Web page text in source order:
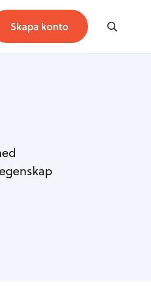
Skapa konto